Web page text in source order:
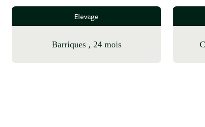
Elevage
barriques , 24 mois